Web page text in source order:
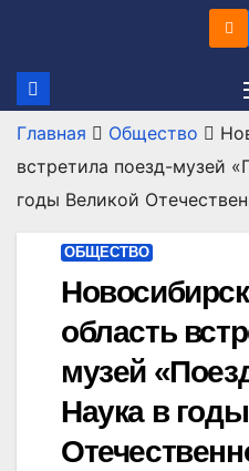
содержимому
Главная Общество
встретила поезд-музей
годы Великой
ОБЩЕСТВО
область
музей
Наука в